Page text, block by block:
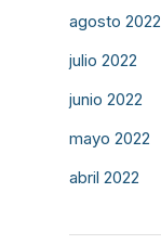
agosto 2022
julio 2022
junio 2022
mayo 2022
abril 2022